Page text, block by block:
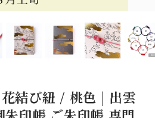
結び紐 / 桃色 | 出雲